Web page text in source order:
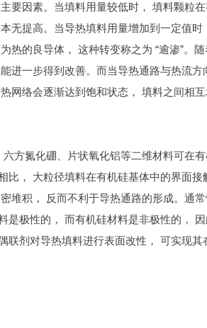
要因素。当填料用量较低时， 填料颗粒
无提高。当导热填料用量增加到一定值时
热的良导体， 这种转变称之为 “逾渗”。随
进一步得到改善。而当导热通路与热流方
网络会逐渐达到饱和状态， 填料之间相
方氮化硼、片状氧化铝等二维材料可在
比， 大粒径填料在有机硅基体中的界面接
堆积， 反而不利于导热通路的形成。通
是极性的， 而有机硅材料是非极性的，
联剂对导热填料进行表面改性， 可实现其